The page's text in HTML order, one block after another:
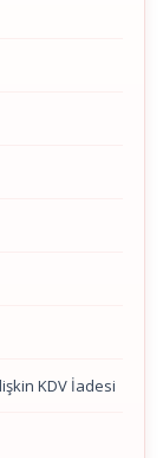
KDV İadesi